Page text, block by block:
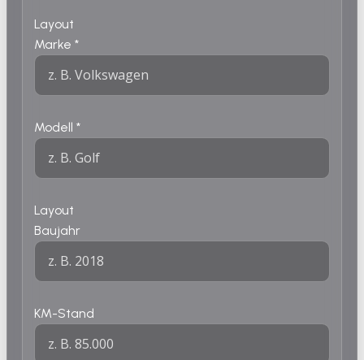
Layout
Marke *
Modell *
Layout
Baujahr
KM-Stand